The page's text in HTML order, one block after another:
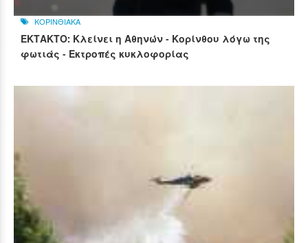
ΚΟΡΙΝΘΙΑΚΑ
ΕΚΤΑΚΤΟ: Κλείνει η Αθηνών - Κορίνθου λόγω της
φωτιάς - Εκτροπές κυκλοφορίας